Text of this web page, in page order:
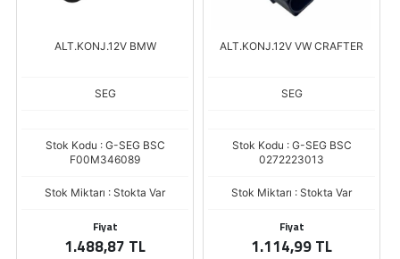
ALT.KONJ.12V BMW
SEG
Stok Kodu : G-SEG BSC
F00M346089
Stok Miktarı : Stokta Var
Fiyat
1.488,87 TL
ALT.KONJ.12V VW CRAFTER
SEG
Stok Kodu : G-SEG BSC
0272223013
Stok Miktarı : Stokta Var
Fiyat
1.114,99 TL